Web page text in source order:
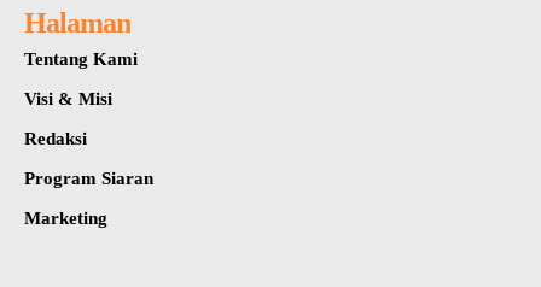
Halaman
Tentang Kami
Visi & Misi
Redaksi
Program Siaran
Marketing